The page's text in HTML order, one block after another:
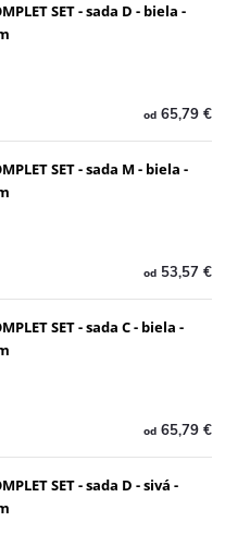
SET - sada D - biela -
od65,79 €
SET - sada M - biela -
od53,57 €
SET - sada C - biela -
od65,79 €
SET - sada D - sivá -